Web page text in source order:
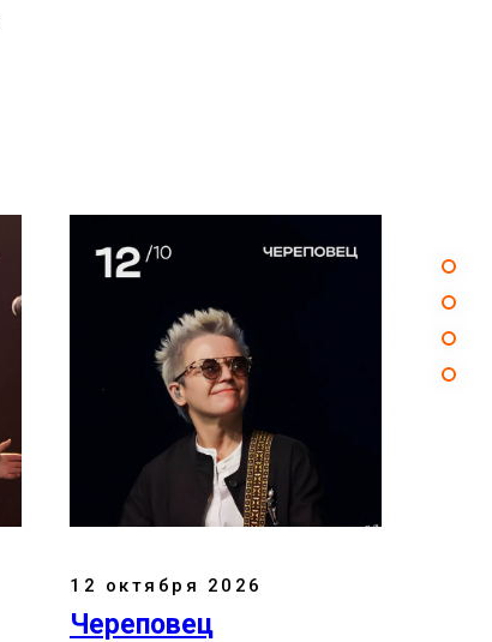
12 октября 2026
Череповец